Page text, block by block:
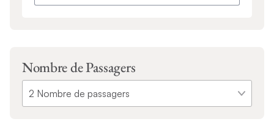
Nombre de Passagers